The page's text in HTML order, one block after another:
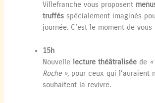
Villefranche vous proposent
truffés spécialement imaginés
journée. C’est le moment de vous
15h
Nouvellelecture théâtralisée de
Roche », pour ceux qui l’auraient
souhaitent la revivre.